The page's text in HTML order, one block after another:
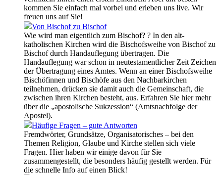
kommen Sie einfach mal vorbei und erleben uns live. Wir
freuen uns auf Sie!
Von Bischof zu Bischof
Wie wird man eigentlich zum Bischof? ? In den alt-
katholischen Kirchen wird die Bischofsweihe von Bischof zu
Bischof durch Handauflegung übertragen. Die
Handauflegung war schon in neutestamentlicher Zeit Zeichen
der Übertragung eines Amtes. Wenn an einer Bischofsweihe
Bischöfinnen und Bischöfe aus den Nachbarkirchen
teilnehmen, drücken sie damit auch die Gemeinschaft, die
zwischen ihren Kirchen besteht, aus. Erfahren Sie hier mehr
über die „apostolische Sukzession“ (Amtsnachfolge der
Apostel).
Häufige Fragen – gute Antworten
Fremdwörter, Grundsätze, Organisatorisches – bei den
Themen Religion, Glaube und Kirche stellen sich viele
Fragen. Hier haben wir einige davon für Sie
zusammengestellt, die besonders häufig gestellt werden. Für
die schnelle Info auf einen Blick!